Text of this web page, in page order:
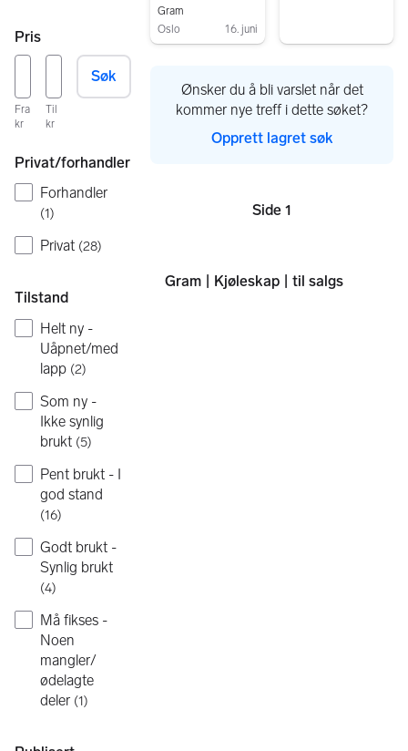
Pris
Fra
kr
Til
kr
Søk
Privat/forhandler
Forhandler
(1)
Privat (28)
Tilstand
Helt ny -
Uåpnet/med
lapp (2)
Som ny -
Ikke synlig
brukt (5)
Pent brukt - I
god stand
(16)
Godt brukt -
Synlig brukt
(4)
Må fikses -
Noen
mangler/
ødelagte
deler (1)
Gram
Oslo
16. juni
Ønsker du å bli varslet når det
kommer nye treff i dette søket?
Opprett lagret søk
Sider
Side 1
Gram | Kjøleskap | til salgs